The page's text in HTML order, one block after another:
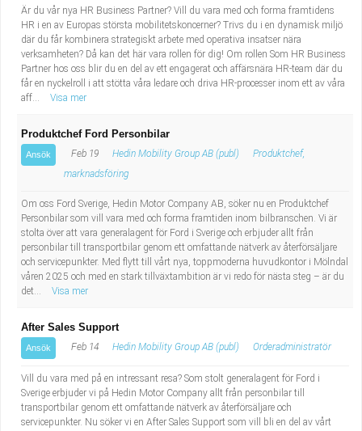
Är du vår nya HR Business Partner? Vill du vara med och forma framtidens
HR i en av Europas största mobilitetskoncerner? Trivs du i en dynamisk miljö
där du får kombinera strategiskt arbete med operativa insatser nära
verksamheten? Då kan det här vara rollen för dig! Om rollen Som HR Business
Partner hos oss blir du en del av ett engagerat och affärsnära HR-team där du
får en nyckelroll i att stötta våra ledare och driva HR-processer inom ett av våra
aff...
Visa mer
Produktchef Ford Personbilar
Ansök Feb 19 Hedin Mobility Group AB (publ)
Produktchef,
marknadsföring
Om oss Ford Sverige, Hedin Motor Company AB, söker nu en Produktchef
Personbilar som vill vara med och forma framtiden inom bilbranschen. Vi är
stolta över att vara generalagent för Ford i Sverige och erbjuder allt från
personbilar till transportbilar genom ett omfattande nätverk av återförsäljare
och servicepunkter. Med flytt till vårt nya, toppmoderna huvudkontor i Mölndal
våren 2025 och med en stark tillväxtambition är vi redo för nästa steg – är du
det...
Visa mer
After Sales Support
Ansök Feb 14 Hedin Mobility Group AB (publ) Orderadministratör
Vill du vara med på en intressant resa? Som stolt generalagent för Ford i
Sverige erbjuder vi på Hedin Motor Company allt från personbilar till
transportbilar genom ett omfattande nätverk av återförsäljare och
servicepunkter. Nu söker vi en After Sales Support som vill bli en del av vårt